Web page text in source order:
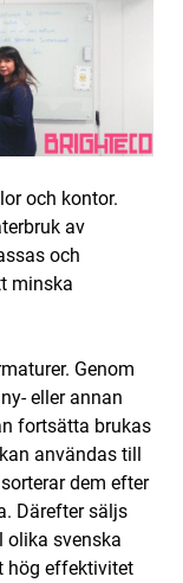
och kontor.
av
och
minska
Genom
eller annan
fortsätta brukas
användas till
dem efter
Därefter säljs
olika svenska
hög effektivitet